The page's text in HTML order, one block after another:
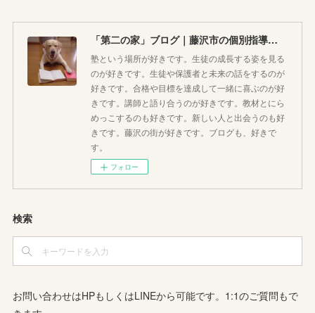
「第二の家」ブログ｜藤沢市の個別指導塾のお話
塾という場所が好きです。生徒の成長する姿を見る
のが好きです。生徒や保護者と未来の話をするのが
好きです。合格や目標を達成して一緒に喜ぶのが好
きです。講師と語り合うのが好きです。教材とにら
めっこするのも好きです。新しい人と出会うのも好
きです。藤沢の街が好きです。ブログも、好きで
す。
フォロー
検索
お問い合わせはHPもしくはLINEから可能です。1:1のご質問もで